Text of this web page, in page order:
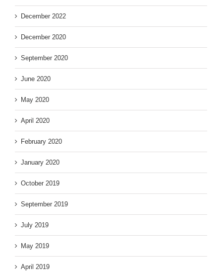
December 2022
December 2020
September 2020
June 2020
May 2020
April 2020
February 2020
January 2020
October 2019
September 2019
July 2019
May 2019
April 2019